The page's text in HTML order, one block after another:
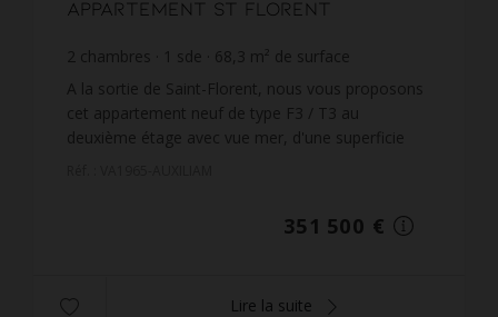
Appartement St Florent
2 chambres 1 sde 68,3 m² de surface
5 146,41 €
prix / m²
A la sortie de Saint-Florent, nous vous proposons
cet appartement neuf de type F3 / T3 au
deuxième étage avec vue mer, d'une superficie
351 500 €
Lire la suite